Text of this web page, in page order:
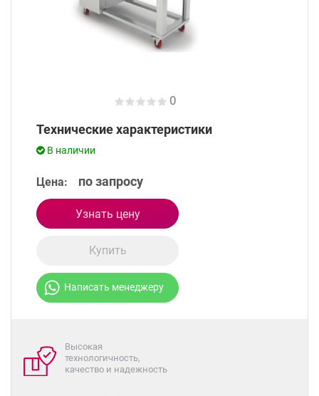
0
Технические характеристики
В наличии
Цена: по запросу
Узнать цену
Купить
Написать менеджеру
Высокая
технологичность,
качество и надежность